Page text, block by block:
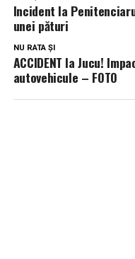
Incident la
unei pături
NU RATA ȘI
ACCIDENT la Jucu!
autovehicule – FOTO